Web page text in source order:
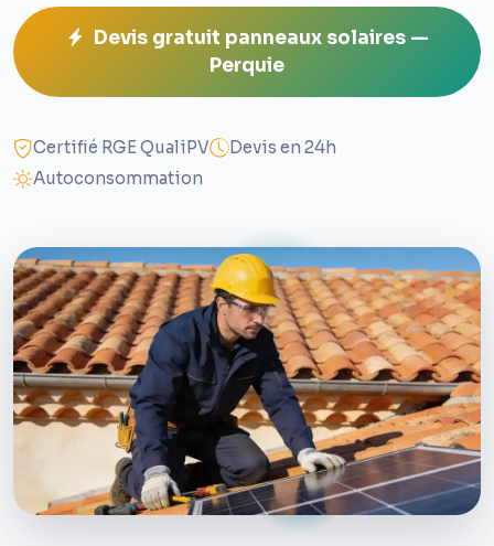
Devis gratuit panneaux solaires —
Perquie
Certifié RGE QualiPV
Devis en 24h
Autoconsommation